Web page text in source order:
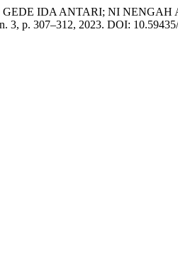
IDA ANTARI; NI NENGAH
3, p. 307–312, 2023. DOI: